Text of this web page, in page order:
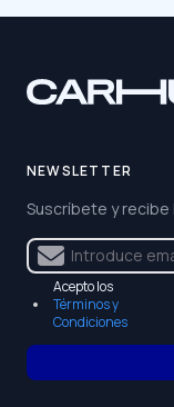
NEWSLETTER
Suscríbete y
Acepto los
Términos y
Condiciones